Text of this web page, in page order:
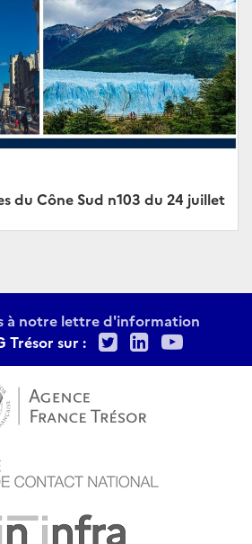
du Cône Sud n103 du 24 juillet
à notre lettre d'information
Trésor sur :
TwitterLinkedIn